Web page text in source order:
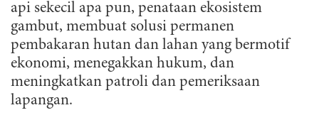
api sekecil apa pun, penataan ekosistem
gambut, membuat solusi permanen
pembakaran hutan dan lahan yang bermotif
ekonomi, menegakkan hukum, dan
meningkatkan patroli dan pemeriksaan
lapangan.